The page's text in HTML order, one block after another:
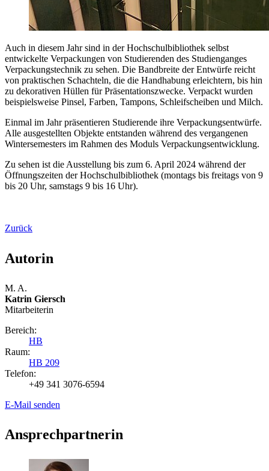
Auch in diesem Jahr sind in der Hochschulbibliothek selbst
entwickelte Verpackungen von Studierenden des Studienganges
Verpackungstechnik zu sehen. Die Bandbreite der Entwürfe reicht
von praktischen Schachteln, die die Handhabung erleichtern, bis hin
zu dekorativen Hüllen für Präsentationszwecke. Verpackt wurden
beispielsweise Pinsel, Farben, Tampons, Schleifscheiben und Milch.
Einmal im Jahr präsentieren Studierende ihre Verpackungsentwürfe.
Alle ausgestellten Objekte entstanden während des vergangenen
Wintersemesters im Rahmen des Moduls Verpackungsentwicklung.
Zu sehen ist die Ausstellung bis zum 6. April 2024 während der
Öffnungszeiten der Hochschulbibliothek (montags bis freitags von 9
bis 20 Uhr, samstags 9 bis 16 Uhr).
Zurück
Autorin
M. A.
Katrin Giersch
Mitarbeiterin
Bereich:
HB
Raum:
HB 209
Telefon:
+49 341 3076-6594
E-Mail senden
Ansprechpartnerin